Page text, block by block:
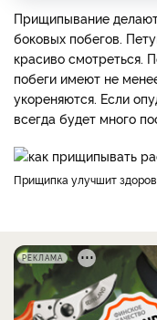
Прищипывание
боковых побегов.
красиво смотреться.
побеги имеют не
укореняются. Если
всегда будет много
Прищипка улучшит
РЕКЛАМА